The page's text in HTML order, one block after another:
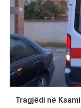
Tragjëdi në